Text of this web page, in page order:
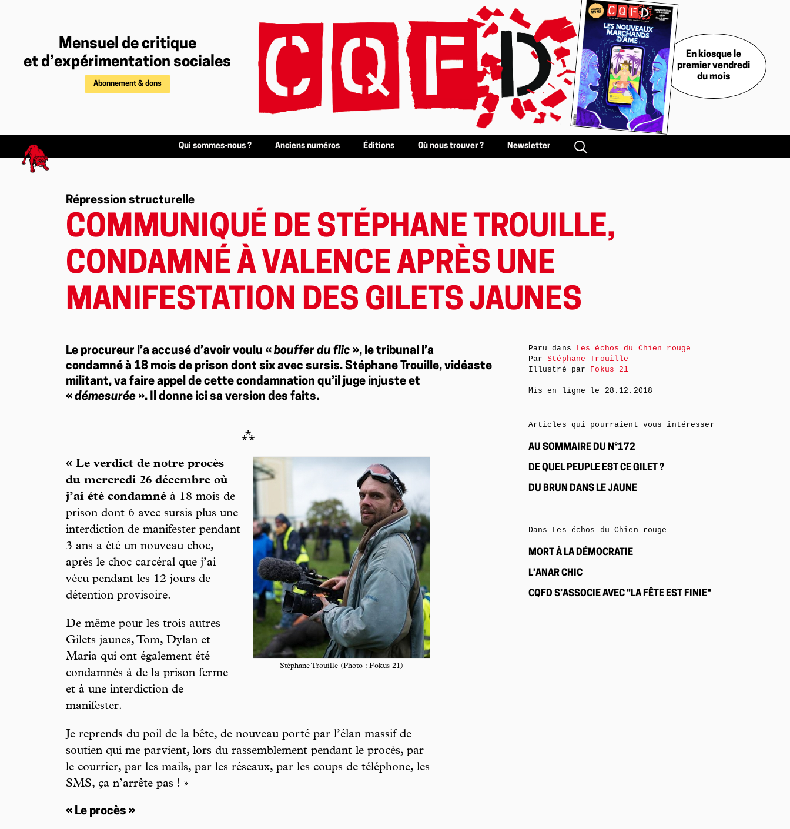
Mensuel de critique
et d’expérimentation sociales
Abonnement & dons
En kiosque le
premier vendredi
du mois
Qui sommes-nous ? Anciens numéros Éditions Où nous trouver ? Newsletter
Répression structurelle
COMMUNIQUÉ DE STÉPHANE TROUILLE,
CONDAMNÉ À VALENCE APRÈS UNE
MANIFESTATION DES GILETS JAUNES
Le procureur l’a accusé d’avoir voulu « bouffer du flic », le tribunal l’a
condamné à 18 mois de prison dont six avec sursis. Stéphane Trouille, vidéaste
militant, va faire appel de cette condamnation qu’il juge injuste et
« démesurée ». Il donne ici sa version des faits.
⁂
Stéphane Trouille (Photo : Fokus 21)
« Le verdict de notre procès
du mercredi 26 décembre où
j’ai été condamné à 18 mois de
prison dont 6 avec sursis plus une
interdiction de manifester pendant
3 ans a été un nouveau choc,
après le choc carcéral que j’ai
vécu pendant les 12 jours de
détention provisoire.
De même pour les trois autres
Gilets jaunes, Tom, Dylan et
Maria qui ont également été
condamnés à de la prison ferme
et à une interdiction de
manifester.
Je reprends du poil de la bête, de nouveau porté par l’élan massif de
soutien qui me parvient, lors du rassemblement pendant le procès, par
le courrier, par les mails, par les réseaux, par les coups de téléphone, les
SMS, ça n’arrête pas ! »
« Le procès »
Paru dans Les échos du Chien rouge
ParStéphane Trouille
Illustré par Fokus 21
Mis en ligne le 28.12.2018
Articles qui pourraient vous intéresser
AU SOMMAIRE DU N°172
DE QUEL PEUPLE EST CE GILET ?
DU BRUN DANS LE JAUNE
Dans Les échos du Chien rouge
MORT À LA DÉMOCRATIE
L’ANAR CHIC
CQFD S’ASSOCIE AVEC "LA FÊTE EST FINIE"